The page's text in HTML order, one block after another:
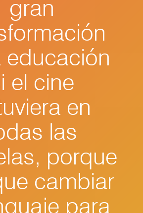
gran
educación
el cine
en
las
porque
cambiar
para